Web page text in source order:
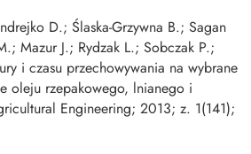
D.; Ślaska-Grzywna B.; Sagan
Mazur J.; Rydzak L.; Sobczak P.;
i czasu przechowywania na wybrane
oleju rzepakowego, lnianego i
Engineering; 2013; z. 1(141);